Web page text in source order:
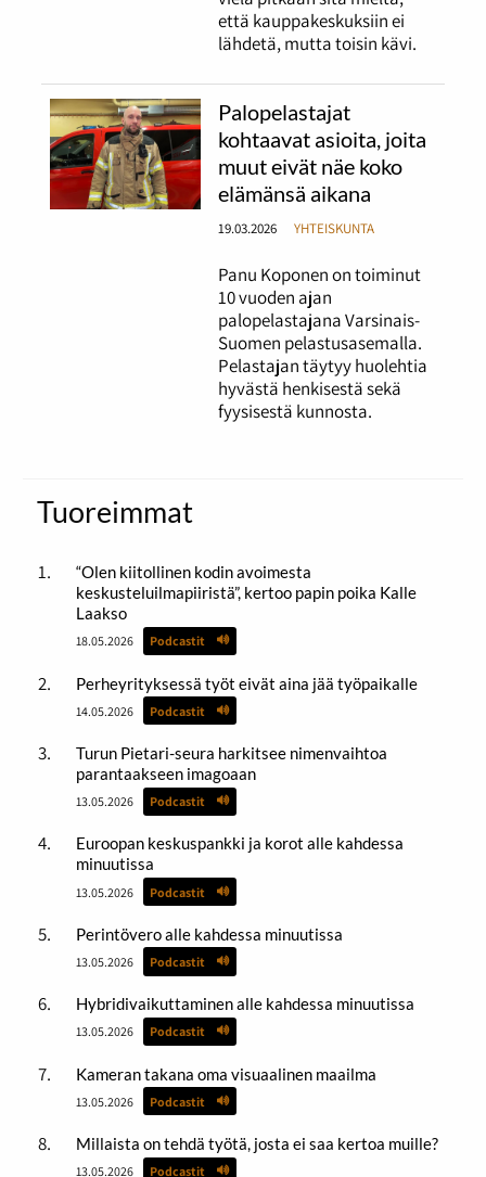
että kauppakeskuksiin ei
lähdetä, mutta toisin kävi.
Palopelastajat
kohtaavat asioita, joita
muut eivät näe koko
elämänsä aikana
19.03.2026 YHTEISKUNTA
Panu Koponen on toiminut
10 vuoden ajan
palopelastajana Varsinais-
Suomen pelastusasemalla.
Pelastajan täytyy huolehtia
hyvästä henkisestä sekä
fyysisestä kunnosta.
Tuoreimmat
“Olen kiitollinen kodin avoimesta
keskusteluilmapiiristä”, kertoo papin poika Kalle
Laakso
18.05.2026 Podcastit
Perheyrityksessä työt eivät aina jää työpaikalle
14.05.2026 Podcastit
Turun Pietari-seura harkitsee nimenvaihtoa
parantaakseen imagoaan
13.05.2026 Podcastit
Euroopan keskuspankki ja korot alle kahdessa
minuutissa
13.05.2026 Podcastit
Perintövero alle kahdessa minuutissa
13.05.2026 Podcastit
Hybridivaikuttaminen alle kahdessa minuutissa
13.05.2026 Podcastit
Kameran takana oma visuaalinen maailma
13.05.2026 Podcastit
Millaista on tehdä työtä, josta ei saa kertoa muille?
13.05.2026 Podcastit